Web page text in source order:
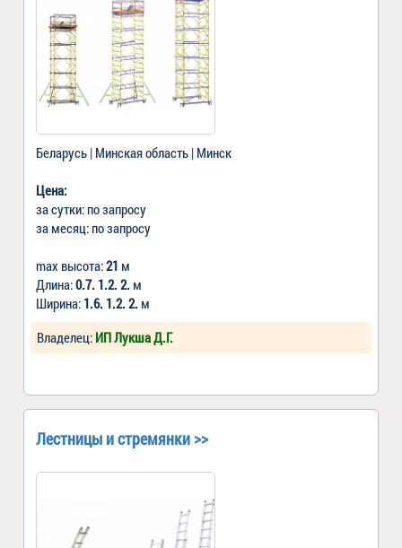
Беларусь | Минская область | Минск
Цена:
за сутки: по запросу
за месяц: по запросу
max высота:21 м
Длина:0.7. 1.2. 2. м
Ширина: 1.6. 1.2. 2. м
Владелец: ИП Лукша Д.Г.
Лестницы и стремянки >>